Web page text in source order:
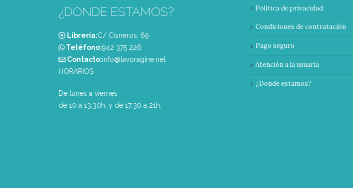
¿DONDE ESTAMOS?
Librería:C/ Cisneros, 69
Teléfono:‭942 375 226‬
Contacto:info@lavoragine.net
HORARIOS
De lunes a viernes
de 10 a 13:30h. y de 17:30 a 21h.
Política de privacidad
Condiciones de contratación
Pago seguro
Atención a la usuaria
¿Donde estamos?